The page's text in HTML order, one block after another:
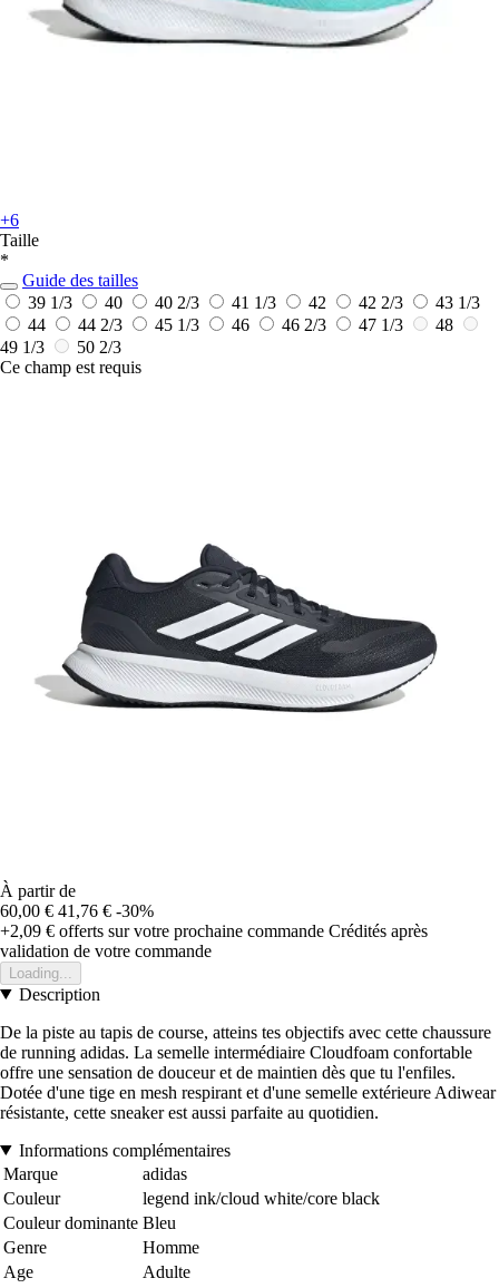
+6
Taille
*
Guide des tailles
39 1/3
40 40 2/3 41 1/3 42 42 2/3
43 1/3
44
44 2/3 45 1/3 46 46 2/3 47 1/3
48
49 1/3
50 2/3
Ce champ est requis
À partir de
60,00 € 41,76 € -30%
+2,09 € offerts sur votre prochaine commande Crédités après
validation de votre commande
Loading...
Description
De la piste au tapis de course, atteins tes objectifs avec cette chaussure
de running adidas. La semelle intermédiaire Cloudfoam confortable
offre une sensation de douceur et de maintien dès que tu l'enfiles.
Dotée d'une tige en mesh respirant et d'une semelle extérieure Adiwear
résistante, cette sneaker est aussi parfaite au quotidien.
Informations complémentaires
Marque
adidas
Couleur
legend ink/cloud white/core black
Couleur dominante Bleu
Genre
Homme
Age
Adulte